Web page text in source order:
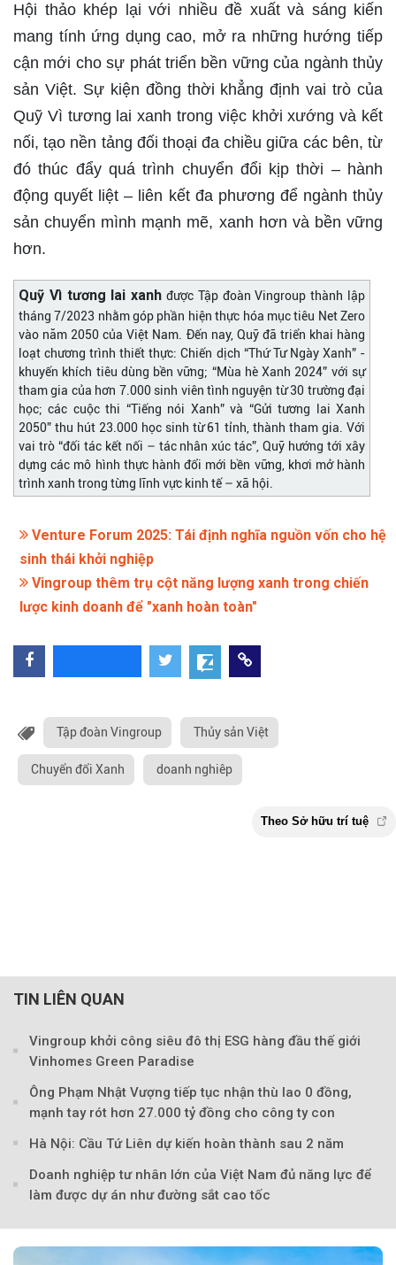
Hội thảo khép lại với nhiều đề xuất và sáng kiến
mang tính ứng dụng cao, mở ra những hướng tiếp
cận mới cho sự phát triển bền vững của ngành thủy
sản Việt. Sự kiện đồng thời khẳng định vai trò của
Quỹ Vì tương lai xanh trong việc khởi xướng và kết
nối, tạo nền tảng đối thoại đa chiều giữa các bên, từ
đó thúc đẩy quá trình chuyển đổi kịp thời – hành
động quyết liệt – liên kết đa phương để ngành thủy
sản chuyển mình mạnh mẽ, xanh hơn và bền vững
hơn.
Quỹ Vì tương lai xanh được Tập đoàn Vingroup thành lập
tháng 7/2023 nhằm góp phần hiện thực hóa mục tiêu Net Zero
vào năm 2050 của Việt Nam. Đến nay, Quỹ đã triển khai hàng
loạt chương trình thiết thực: Chiến dịch “Thứ Tư Ngày Xanh” -
khuyến khích tiêu dùng bền vững; “Mùa hè Xanh 2024” với sự
tham gia của hơn 7.000 sinh viên tình nguyện từ 30 trường đại
học; các cuộc thi “Tiếng nói Xanh” và “Gửi tương lai Xanh
2050” thu hút 23.000 học sinh từ 61 tỉnh, thành tham gia. Với
vai trò “đối tác kết nối – tác nhân xúc tác”, Quỹ hướng tới xây
dựng các mô hình thực hành đổi mới bền vững, khơi mở hành
trình xanh trong từng lĩnh vực kinh tế – xã hội.
Venture Forum 2025: Tái định nghĩa nguồn vốn cho hệ
sinh thái khởi nghiệp
Vingroup thêm trụ cột năng lượng xanh trong chiến
lược kinh doanh để "xanh hoàn toàn"
Tập đoàn Vingroup Thủy sản Việt
Chuyển đổi Xanh doanh nghiêp
TIN LIÊN QUAN
Vingroup khởi công siêu đô thị ESG hàng đầu thế giới
Vinhomes Green Paradise
Ông Phạm Nhật Vượng tiếp tục nhận thù lao 0 đồng,
mạnh tay rót hơn 27.000 tỷ đồng cho công ty con
Hà Nội: Cầu Tứ Liên dự kiến hoàn thành sau 2 năm
Doanh nghiệp tư nhân lớn của Việt Nam đủ năng lực để
làm được dự án như đường sắt cao tốc